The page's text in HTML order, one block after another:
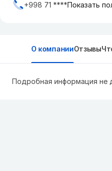
+998 71 ****Показать
О компанииОтзывы
Подробная информация не